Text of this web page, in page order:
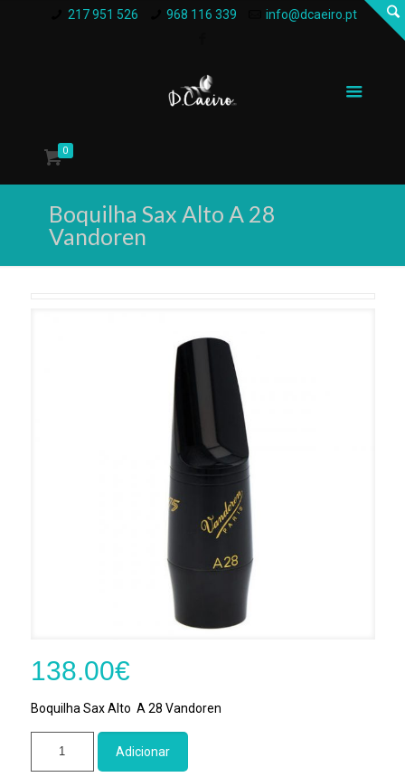
217 951 526 968 116 339 info@dcaeiro.pt
0
Boquilha Sax Alto A 28
Vandoren
138.00€
Boquilha Sax Alto A 28 Vandoren
Adicionar